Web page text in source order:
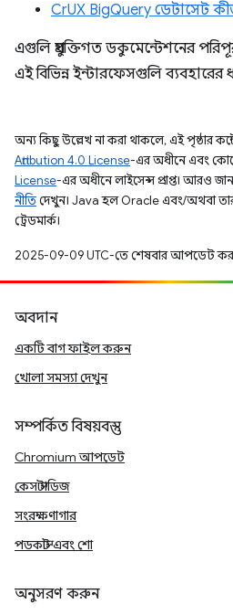
CrUX BigQuery ডেটাসেট
এগুলি প্রযুক্তিগত ডকুমেন্টেশনের
এই বিভিন্ন ইন্টারফেসগুলি ব্যবহারের
অন্য কিছু উল্লেখ না করা থাকলে, এই পৃষ্ঠার
Attribution 4.0 License-এর অধীনে এবং
License-এর অধীনে লাইসেন্স প্রাপ্ত। আরও
নীতিদেখুন। Java হল Oracle এবং/অথবা তার
ট্রেডমার্ক।
2025-09-09 UTC-তে শেষবার আপডেট করা
অবদান
একটি বাগ ফাইল করুন
খোলা সমস্যা দেখুন
সম্পর্কিত বিষয়বস্তু
Chromium আপডেট
কেস স্টাডিজ
সংরক্ষণাগার
পডকাস্ট এবং শো
অনুসরণ করুন